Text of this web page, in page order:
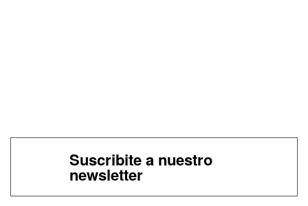
Suscribite a nuestro
newsletter